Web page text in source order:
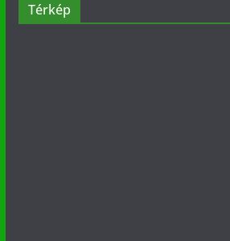
Térkép